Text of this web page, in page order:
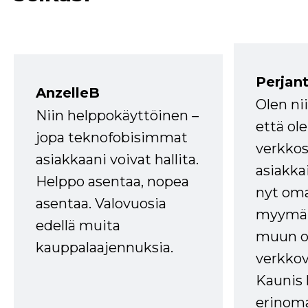
AnzelleB
Niin helppokäyttöinen –
jopa teknofobisimmat
asiakkaani voivat hallita.
Helppo asentaa, nopea
asentaa. Valovuosia
edellä muita
kauppalaajennuksia.
Olen
että
nyt
muun
Kaunis